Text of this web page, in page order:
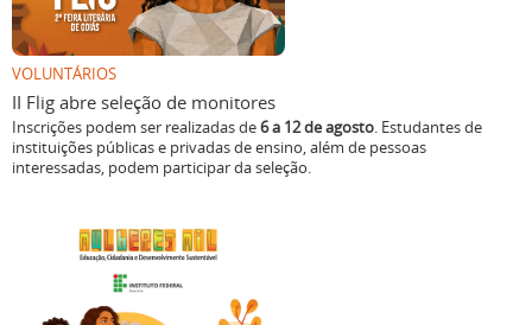
VOLUNTÁRIOS
II Flig abre seleção de monitores
Inscrições podem ser realizadas de6 a 12 de agosto. Estudantes de
instituições públicas e privadas de ensino, além de pessoas
interessadas, podem participar da seleção.